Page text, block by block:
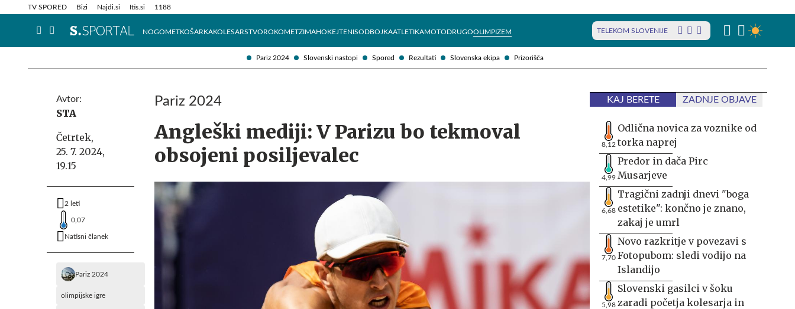
Pariz 2024 Slovenski nastopi Spored Rezultati Slovenska ekipa Prizorišča
TV SPORED Bizi Najdi.si Itis.si 1188
NOGOMETKOŠARKAKOLESARSTVOROKOMETZIMAHOKEJTENISODBOJKAATLETIKAMOTODRUGOOLIMPIZEM TELEKOM SLOVENIJE
Info in obvestila Tehnik
Avtor:
STA
Četrtek,
25. 7. 2024,
19.15
2 leti
0,07
Natisni članek
Pariz 2024
olimpijske igre
Pariz 2024
Angleški mediji: V Parizu bo tekmoval
obsojeni posiljevalec
KAJ BERETE ZADNJE OBJAVE
8,12
Odlična novica za voznike od
torka naprej
4,99
Predor in dača Pirc
Musarjeve
6,68
Tragični zadnji dnevi "boga
estetike": končno je znano,
zakaj je umrl
7,70
Novo razkritje v povezavi s
Fotopubom: sledi vodijo na
Islandijo
5,98
Slovenski gasilci v šoku
zaradi početja kolesarja in